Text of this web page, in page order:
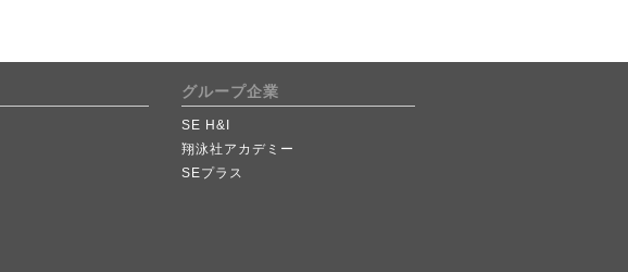
グループ企業
SE H&I
翔泳社アカデミー
SEプラス